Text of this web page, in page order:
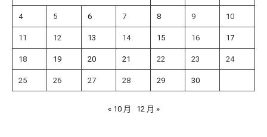
4 5 6 7 8 9 10
11 12 13 14 15 16 17
18 19 20 21 22 23 24
25 26 27 28 29 30
« 10 月 12 月 »